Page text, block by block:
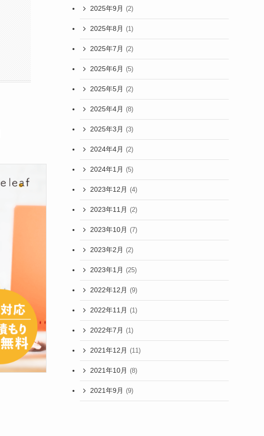
2025年9月 (2)
2025年8月 (1)
2025年7月 (2)
2025年6月 (5)
2025年5月 (2)
2025年4月 (8)
2025年3月 (3)
2024年4月 (2)
2024年1月 (5)
2023年12月 (4)
2023年11月 (2)
2023年10月 (7)
2023年2月 (2)
2023年1月 (25)
2022年12月 (9)
2022年11月 (1)
2022年7月 (1)
2021年12月 (11)
2021年10月 (8)
2021年9月 (9)